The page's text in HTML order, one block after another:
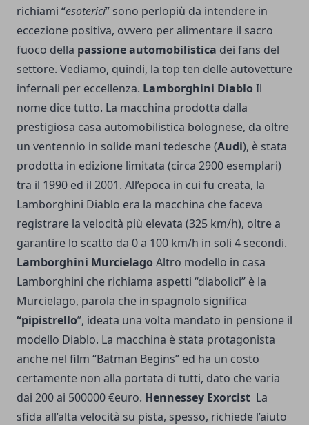
richiami “esoterici” sono perlopiù da intendere in
eccezione positiva, ovvero per alimentare il sacro
fuoco della passione automobilistica dei fans del
settore. Vediamo, quindi, la top ten delle autovetture
infernali per eccellenza. Lamborghini Diablo Il
nome dice tutto. La macchina prodotta dalla
prestigiosa casa automobilistica bolognese, da oltre
un ventennio in solide mani tedesche (Audi), è stata
prodotta in edizione limitata (circa 2900 esemplari)
tra il 1990 ed il 2001. All’epoca in cui fu creata, la
Lamborghini Diablo era la macchina che faceva
registrare la velocità più elevata (325 km/h), oltre a
garantire lo scatto da 0 a 100 km/h in soli 4 secondi.
Lamborghini Murcielago Altro modello in casa
Lamborghini che richiama aspetti “diabolici” è la
Murcielago, parola che in spagnolo significa
“pipistrello”, ideata una volta mandato in pensione il
modello Diablo. La macchina è stata protagonista
anche nel film “Batman Begins” ed ha un costo
certamente non alla portata di tutti, dato che varia
dai 200 ai 500000 €euro. Hennessey Exorcist La
sfida all’alta velocità su pista, spesso, richiede l’aiuto